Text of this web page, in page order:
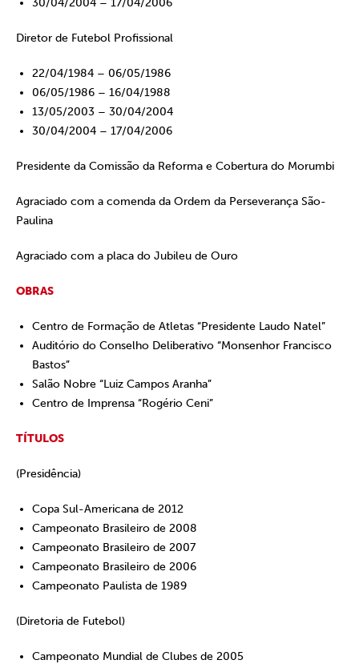
30/04/2004 – 17/04/2006
Diretor de Futebol Profissional
22/04/1984 – 06/05/1986
06/05/1986 – 16/04/1988
13/05/2003 – 30/04/2004
30/04/2004 – 17/04/2006
Presidente da Comissão da Reforma e Cobertura do Morumbi
Agraciado com a comenda da Ordem da Perseverança São-
Paulina
Agraciado com a placa do Jubileu de Ouro
OBRAS
Centro de Formação de Atletas “Presidente Laudo Natel”
Auditório do Conselho Deliberativo “Monsenhor Francisco
Bastos”
Salão Nobre “Luiz Campos Aranha”
Centro de Imprensa “Rogério Ceni”
TÍTULOS
(Presidência)
Copa Sul-Americana de 2012
Campeonato Brasileiro de 2008
Campeonato Brasileiro de 2007
Campeonato Brasileiro de 2006
Campeonato Paulista de 1989
(Diretoria de Futebol)
Campeonato Mundial de Clubes de 2005